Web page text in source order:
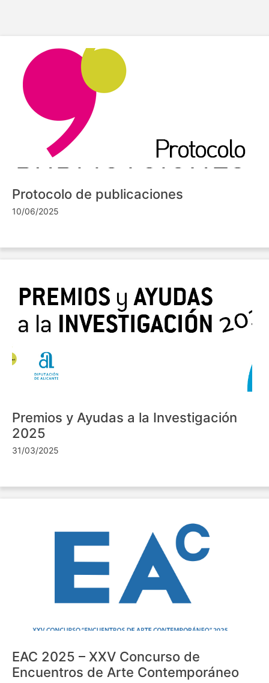
Protocolo de publicaciones
10/06/2025
Premios y Ayudas a la Investigación
2025
31/03/2025
EAC 2025 – XXV Concurso de
Encuentros de Arte Contemporáneo